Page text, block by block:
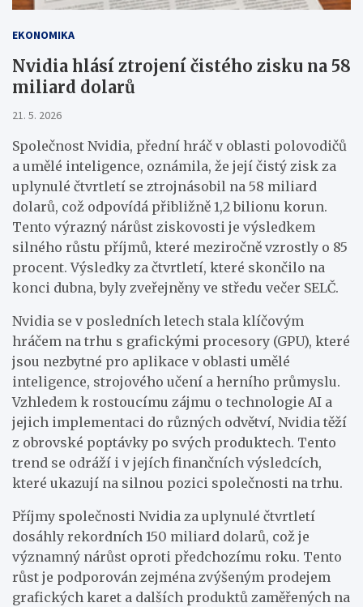
EKONOMIKA
Nvidia hlásí ztrojení čistého zisku na 58
miliard dolarů
21. 5. 2026
Společnost Nvidia, přední hráč v oblasti polovodičů
a umělé inteligence, oznámila, že její čistý zisk za
uplynulé čtvrtletí se ztrojnásobil na 58 miliard
dolarů, což odpovídá přibližně 1,2 bilionu korun.
Tento výrazný nárůst ziskovosti je výsledkem
silného růstu příjmů, které meziročně vzrostly o 85
procent. Výsledky za čtvrtletí, které skončilo na
konci dubna, byly zveřejněny ve středu večer SELČ.
Nvidia se v posledních letech stala klíčovým
hráčem na trhu s grafickými procesory (GPU), které
jsou nezbytné pro aplikace v oblasti umělé
inteligence, strojového učení a herního průmyslu.
Vzhledem k rostoucímu zájmu o technologie AI a
jejich implementaci do různých odvětví, Nvidia těží
z obrovské poptávky po svých produktech. Tento
trend se odráží i v jejích finančních výsledcích,
které ukazují na silnou pozici společnosti na trhu.
Příjmy společnosti Nvidia za uplynulé čtvrtletí
dosáhly rekordních 150 miliard dolarů, což je
významný nárůst oproti předchozímu roku. Tento
růst je podporován zejména zvýšeným prodejem
grafických karet a dalších produktů zaměřených na